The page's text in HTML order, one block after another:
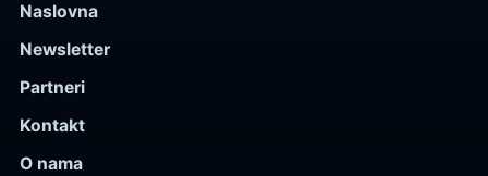
Naslovna
Newsletter
Partneri
Kontakt
O nama